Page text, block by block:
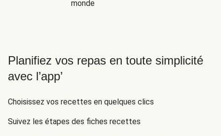
monde
Planifiez vos repas en toute simplicité
avec l’app’
Choisissez vos recettes en quelques clics
Suivez les étapes des fiches recettes